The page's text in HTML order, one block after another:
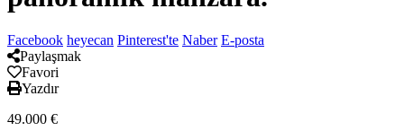
Facebook heyecan Pinterest'te Naber E-posta
Paylaşmak
Favori
Yazdır
49.000 €